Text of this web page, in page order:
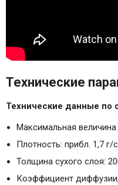
Технические
Технические данные по
Максимальная
Плотность: прибл. 1,7 г/
Толщина сухого слоя:
Коэффициент